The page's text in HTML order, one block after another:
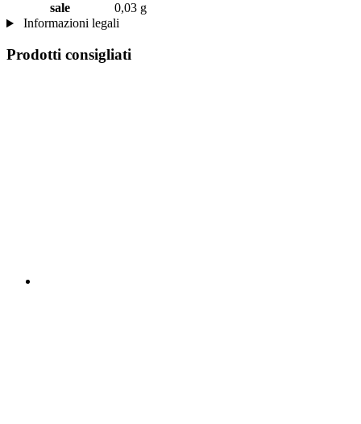
sale
0,03 g
Informazioni legali
Prodotti consigliati